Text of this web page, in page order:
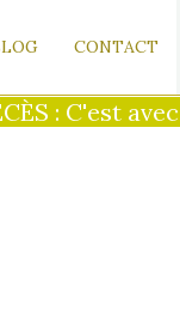
: C'est
CONTACT